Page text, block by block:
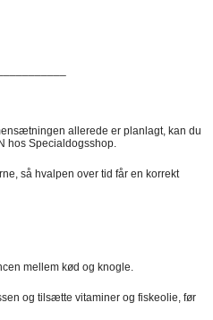
allerede er planlagt, kan du
hos Specialdogsshop.
så hvalpen over tid får en korrekt
mellem kød og knogle.
og tilsætte vitaminer og fiskeolie, før